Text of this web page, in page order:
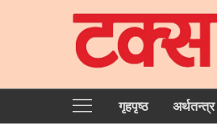
गृहपृष्‍ठ अर्थतन्त्र